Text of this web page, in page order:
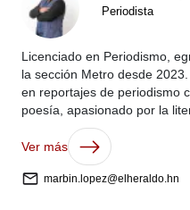
Periodista
Licenciado en Periodismo,
la sección Metro desde
en reportajes de periodismo
poesía, apasionado por la
Ver más
marbin.lopez@elheraldo.hn